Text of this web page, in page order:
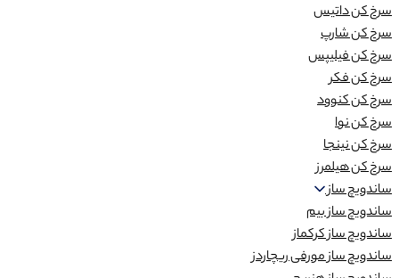
سرخ کن داتیس
سرخ کن شارپ
سرخ کن فیلیپس
سرخ کن فکر
سرخ کن کنوود
سرخ کن نوا
سرخ کن نینجا
سرخ کن هیلمرز
ساندویچ ساز
ساندویچ ساز بیم
ساندویچ ساز کرکماز
ساندویچ ساز مورفی ریچاردز